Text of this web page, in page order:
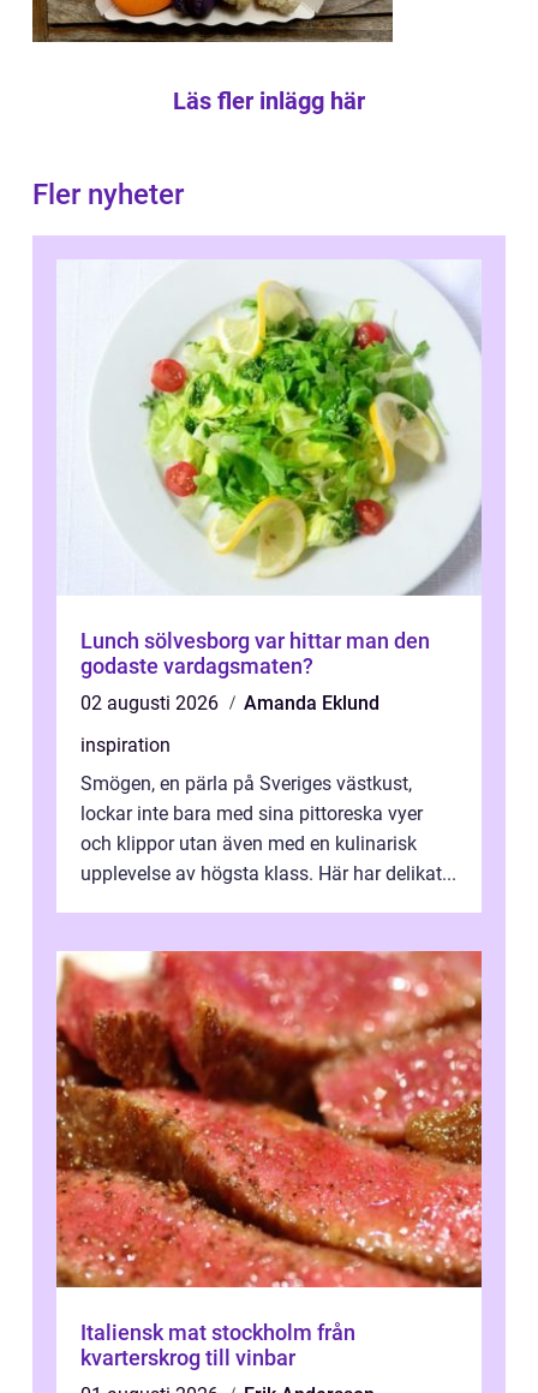
Läs fler inlägg här
Fler nyheter
Lunch sölvesborg var hittar man den
godaste vardagsmaten?
02 augusti 2026
Amanda Eklund
inspiration
Smögen, en pärla på Sveriges västkust,
lockar inte bara med sina pittoreska vyer
och klippor utan även med en kulinarisk
upplevelse av högsta klass. Här har delikat...
Italiensk mat stockholm från
kvarterskrog till vinbar